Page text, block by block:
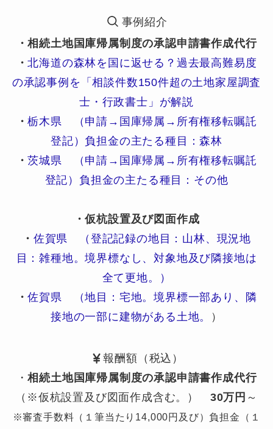
事例紹介
・相続土地国庫帰属制度の承認申請書作成代行
・北海道の森林を国に返せる？過去最高難易度
の承認事例を「相談件数150件超の土地家屋調査
士・行政書士」が解説
・栃木県 （申請→国庫帰属→所有権移転嘱託
登記）負担金の主たる種目：森林
・茨城県 （申請→国庫帰属→所有権移転嘱託
登記）負担金の主たる種目：その他
・仮杭設置及び図面作成
・ 佐賀県 （登記記録の地目：山林、現況地
目：雑種地。境界標なし、対象地及び隣接地は
全て更地。）
・佐賀県 （地目：宅地。境界標一部あり、隣
接地の一部に建物がある土地。
）
報酬額（税込）
・相続土地国庫帰属制度の承認申請書作成代行
（※仮杭設置及び図面作成含む。） 30万円 ～
※審査手数料（１筆当たり14,000円及び）負担金（１